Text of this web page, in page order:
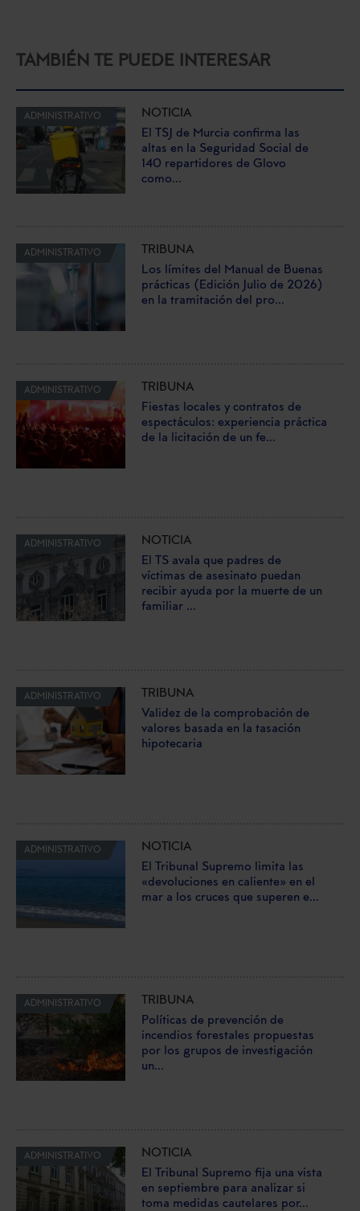
TAMBIÉN TE PUEDE INTERESAR
ADMINISTRATIVO
NOTICIA
El TSJ de Murcia confirma las
altas en la Seguridad Social de
140 repartidores de Glovo
como...
ADMINISTRATIVO
TRIBUNA
Los límites del Manual de Buenas
prácticas (Edición Julio de 2026)
en la tramitación del pro...
ADMINISTRATIVO
TRIBUNA
Fiestas locales y contratos de
espectáculos: experiencia práctica
de la licitación de un fe...
ADMINISTRATIVO
NOTICIA
El TS avala que padres de
víctimas de asesinato puedan
recibir ayuda por la muerte de un
familiar ...
ADMINISTRATIVO
TRIBUNA
Validez de la comprobación de
valores basada en la tasación
hipotecaria
ADMINISTRATIVO
NOTICIA
El Tribunal Supremo limita las
«devoluciones en caliente» en el
mar a los cruces que superen e...
ADMINISTRATIVO
TRIBUNA
Políticas de prevención de
incendios forestales propuestas
por los grupos de investigación
un...
ADMINISTRATIVO
NOTICIA
El Tribunal Supremo fija una vista
en septiembre para analizar si
toma medidas cautelares por...